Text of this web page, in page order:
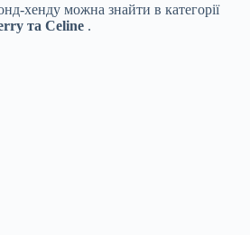
хенду можна знайти в категорії
та Celine .